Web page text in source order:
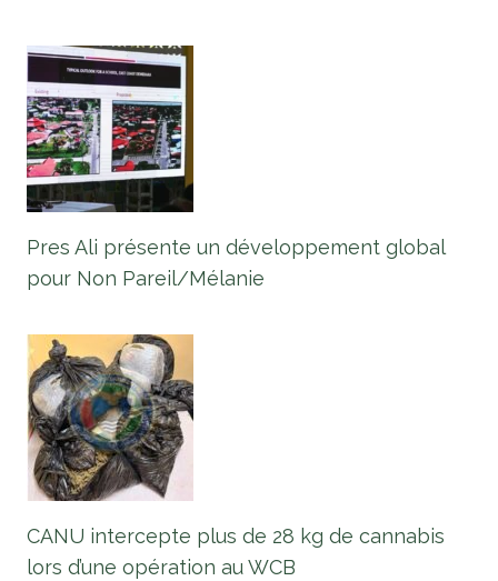
Pres Ali présente un développement global
pour Non Pareil/Mélanie
CANU intercepte plus de 28 kg de cannabis
lors d’une opération au WCB